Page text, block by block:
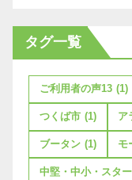
タグ一覧
ご利用者の声13 (1)
つくば市 (1) ア
ブータン (1) モ
中堅・中小・スタ